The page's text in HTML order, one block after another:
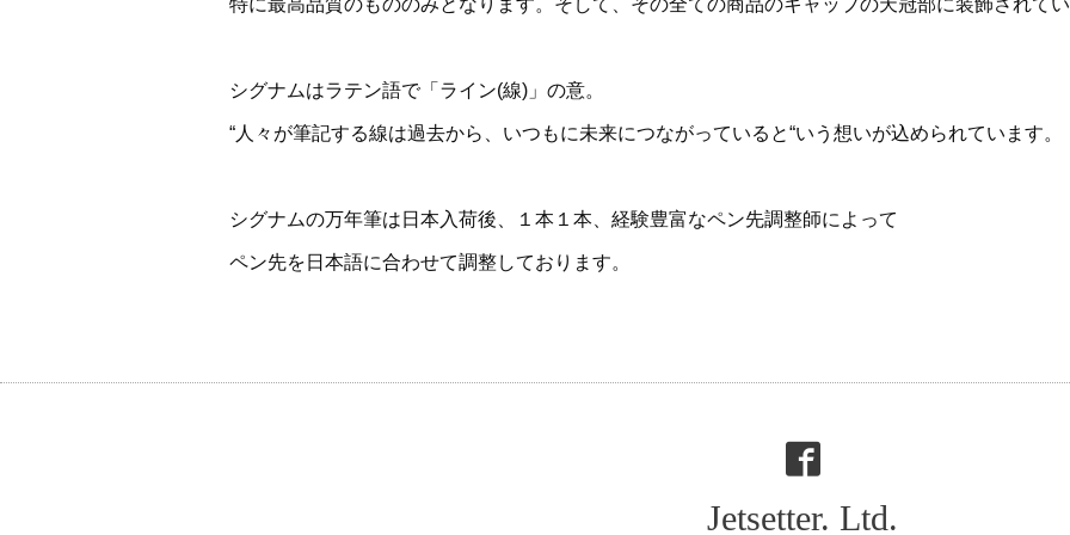
特に最高品質のもののみとなります。そして、その全ての商品のキャップの天冠部に装飾されて
シグナムはラテン語で「ライン(線)」の意。
“人々が筆記する線は過去から、いつもに未来につながっていると“いう想いが込められています。
シグナムの万年筆は日本入荷後、１本１本、経験豊富なペン先調整師によって
ペン先を日本語に合わせて調整しております。
Jetsetter. Ltd.